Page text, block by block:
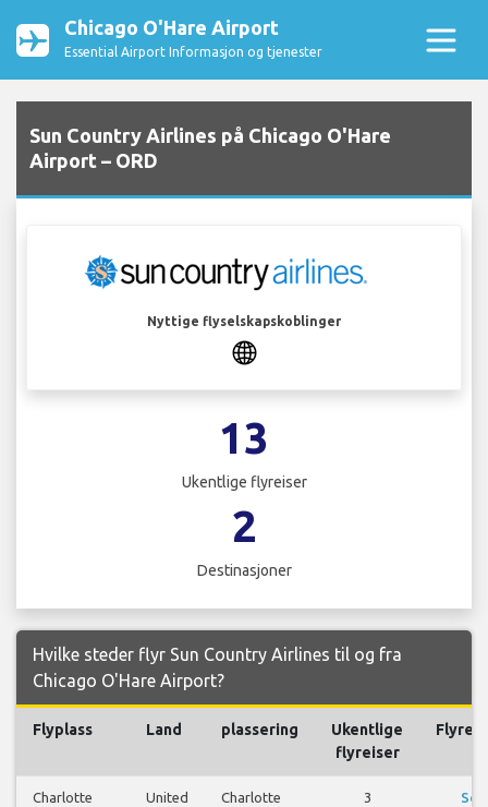
Chicago O'Hare Airport
Essential Airport Informasjon og tjenester
Sun Country Airlines på Chicago O'Hare
Airport – ORD
Nyttige flyselskapskoblinger
13
Ukentlige flyreiser
2
Destinasjoner
Hvilke steder flyr Sun Country Airlines til og fra
Chicago O'Hare Airport?
Flyplass Land plassering
Ukentlige
flyreiser
Charlotte
United
Charlotte
3
Se